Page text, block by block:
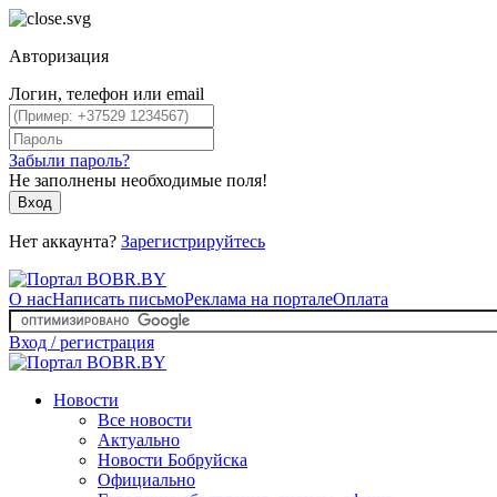
Авторизация
Логин, телефон или email
Забыли пароль?
Не заполнены необходимые поля!
Вход
Нет аккаунта? Зарегистрируйтесь
О насНаписать письмоРеклама на порталеОплата
Вход / регистрация
Новости
Все новости
Актуально
Новости Бобруйска
Официально